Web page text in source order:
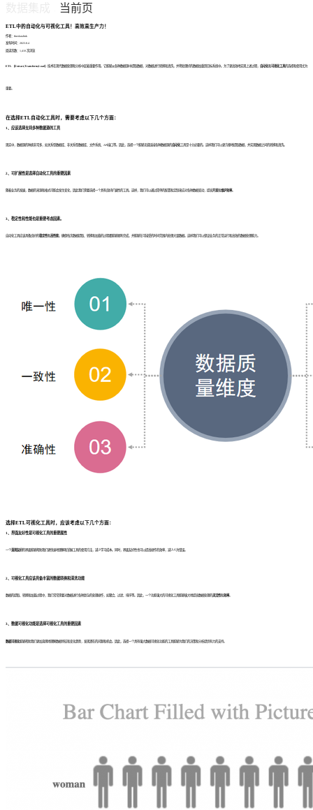
当前页
ETL中的自动化与可视化工具！高效高生产力！
作者：finedatalink
发布时间：2023.8.4
阅读次数：1,410 次浏览
ETL（Extract,Transform,Load） 技术在现代数据处理和分析中起着重要作用。它能够从各种数据源中提取数据，对数据进行转换和清洗，并将处理好的数据加载到目标系统中。为了更高效地实现上述过程， 自动化和 可视化工具 的选择和使用尤为
重要。
在选择ETL自动化工具时，需要考虑以下几个方面：
1、应该选择支持多种数据源的工具
现实中，数据源的种类非常多，如关系型数据库、非关系型数据库、文件系统、API接口等。因此，选择一个能够无缝连接各种数据源的 自动化工具是十分必要的。这样我们可以更方便地提取数据，并实现数据之间的转换和清洗。
2、可扩展性是选择自动化工具的重要因素
随着业务的发展，数据的来源和格式可能会发生变化，因此我们需要选择一个具有良好扩展性的工具。这样，我们可以通过简单的配置和定制来应对各种数据变动，提高开发和 维护效率。
3、稳定性和性能也是重要考虑因素。
自动化工具应该具备良好的稳定性和 高性能，确保每次数据提取、转换和加载的过程都能够顺利完成，并能够在可接受的时间范围内处理大量数据。这样我们可以保证业务的正常运行和高效的数据处理能力。
选择ETL可视化工具时，应该考虑以下几个方面：
1、界面友好性是可视化工具的重要属性
一个 直观友好的界面能够帮助我们更快速地理解和掌握工具的使用方法，减少学习成本。同时，界面友好性也可以提高操作的效率，减少人为错误。
2、可视化工具应该具备丰富的数据转换和清洗功能
数据的提取、转换和加载过程中，我们常常需要对数据进行各种复杂的处理操作，如聚合、过滤、排序等。因此，一个功能强大的可视化工具能够极大地提高数据处理的灵活性和 效率 。
3、数据可视化功能是选择可视化工具的重要因素
数据可视化 能够帮助我们更加直观地理解数据特征和变化趋势，发现潜在的问题和机会。因此，选择一个具有强大数据可视化功能的工具能够为我们的决策和分析提供有力的支持。